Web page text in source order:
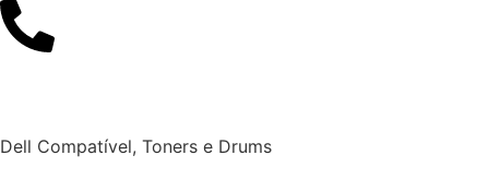
Dell Compatível, Toners e Drums